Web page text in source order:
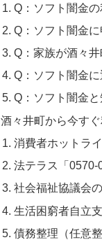
Q：ソフト闇金
Q：ソフト闇金
Q：家族が酒々
Q：ソフト闇金
Q：ソフト闇金
酒々井町から今す
消費者ホットラ
法テラス「0570-
社会福祉協議会
生活困窮者自立
債務整理（任意